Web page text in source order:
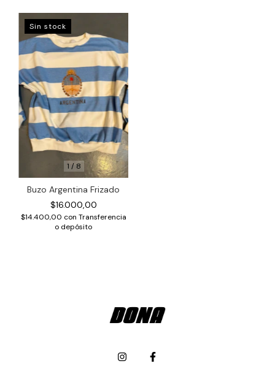
1 / 8
Sin stock
Buzo Argentina Frizado
$16.000,00
$14.400,00 con Transferencia
o depósito